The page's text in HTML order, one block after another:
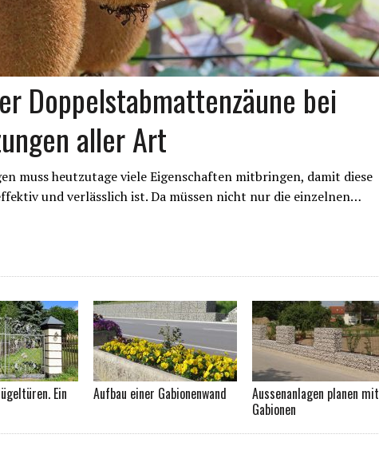
Doppelstabmattenzäune bei
aller Art
muss heutzutage viele Eigenschaften mitbringen, damit diese
und verlässlich ist. Da müssen nicht nur die einzelnen…
Ein
Aufbau einer Gabionenwand
Aussenanlagen planen mit
Gabionen